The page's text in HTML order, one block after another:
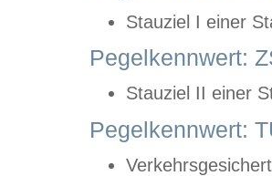
Stauziel I einer
Pegelkennwert:
Stauziel II einer
Pegelkennwert: